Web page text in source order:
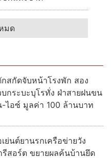
มด
สกัดจับหน้าโรงพัก สอง
กระบะบุโรทั่ง ฝ่าสายฝนขน
-ไอซ์ มูลค่า 100 ล้านบาท
ย่นต์ยานรกเครือข่ายวัง
รีสอร์ต ขยายผลค้นบ้านยึด